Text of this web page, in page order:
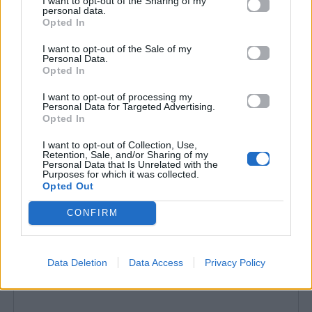
personal data.
Opted In
I want to opt-out of the Sale of my
Personal Data.
Opted In
I want to opt-out of processing my
Personal Data for Targeted Advertising.
Opted In
I want to opt-out of Collection, Use,
Retention, Sale, and/or Sharing of my
Personal Data that Is Unrelated with the
Purposes for which it was collected.
Opted Out
CONFIRM
Data Deletion Data Access Privacy Policy